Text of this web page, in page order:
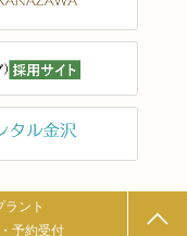
Reserved.
ラント
予約受付